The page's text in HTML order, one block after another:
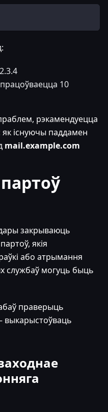
10
рэкамендуецца
як існуючы паддамен
mail.example.com
закрываюць
якія
або атрымання
службаў могуць быць
праверыць
выкарыстоўваць